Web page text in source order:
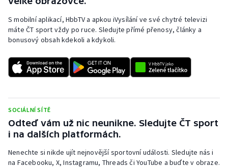
S mobilní aplikací, HbbTV a apkou iVysílání ve své chytré televizi
máte ČT sport vždy po ruce. Sledujte přímé přenosy, články a
bonusový obsah kdekoli a kdykoli.
SOCIÁLNÍ SÍTĚ
Odteď vám už nic neunikne. Sledujte ČT sport
i na dalších platformách.
Nenechte si nikde ujít nejnovější sportovní události. Sledujte nás i
na Facebooku, X, Instagramu, Threads či YouTube a buďte v obraze.